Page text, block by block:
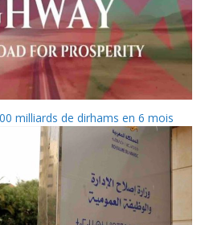
milliards de dirhams en 6 mois